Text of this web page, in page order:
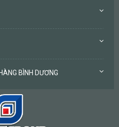
BÌNH DƯƠNG